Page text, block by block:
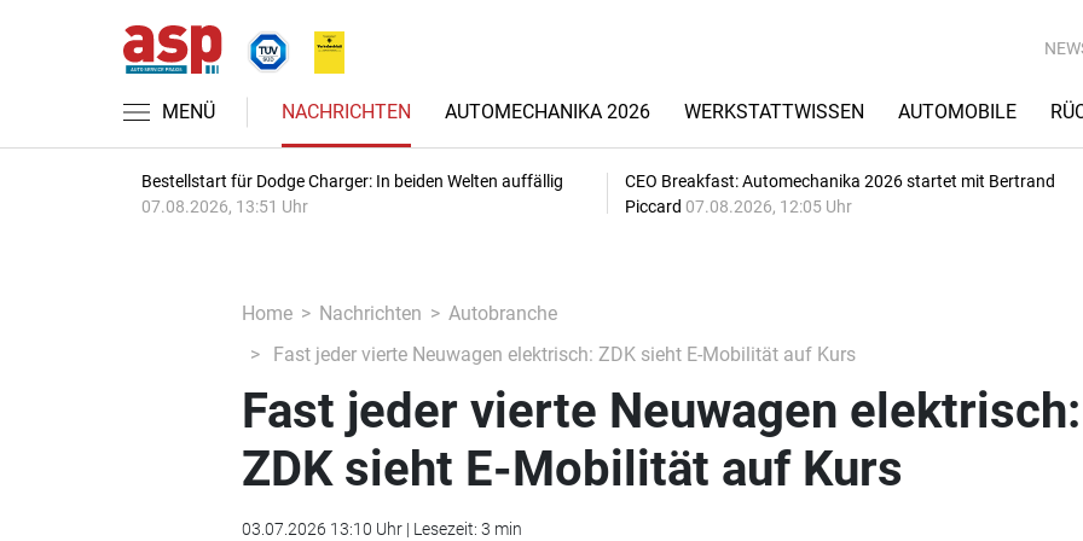
MENÜ NACHRICHTEN AUTOMECHANIKA 2026 WERKSTATTWISSEN AUTOMOBILE
Bestellstart für Dodge Charger: In beiden Welten auffällig
07.08.2026, 13:51 Uhr
CEO Breakfast: Automechanika 2026 startet mit Bertrand
Piccard 07.08.2026, 12:05 Uhr
Home Nachrichten
Autobranche
Fast jeder vierte Neuwagen elektrisch: ZDK sieht E-Mobilität auf Kurs
Fast jeder vierte Neuwagen elektrisch:
ZDK sieht E-Mobilität auf Kurs
03.07.2026 13:10 Uhr | Lesezeit: 3 min